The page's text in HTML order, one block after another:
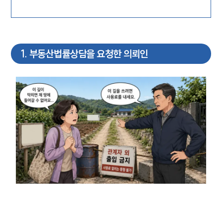
1. 부동산법률상담을 요청한 의뢰인